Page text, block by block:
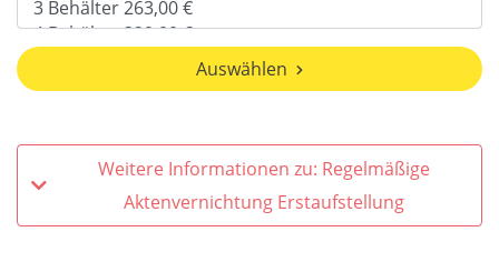
Auswählen
Weitere Informationen zu: Regelmäßige
Aktenvernichtung Erstaufstellung